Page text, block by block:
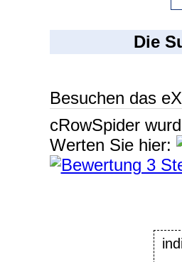
Die
Besuchen das
cRowSpider
Werten Sie hier: